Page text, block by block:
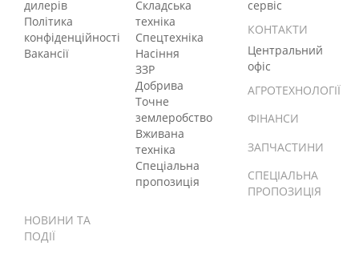
дилерів
Політика
конфіденційності
Вакансії
Складська
техніка
Спецтехніка
Насіння
ЗЗР
Добрива
Точне
землеробство
Вживана
техніка
Спеціальна
пропозиція
сервіс
КОНТАКТИ
Центральний
офіс
АГРОТЕХНОЛОГІЇ
ФІНАНСИ
ЗАПЧАСТИНИ
СПЕЦІАЛЬНА
ПРОПОЗИЦІЯ
НОВИНИ ТА
ПОДІЇ